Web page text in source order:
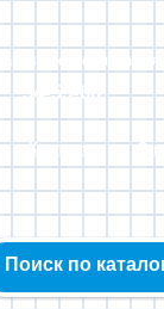
Заказ и консультация:
54-55-60
Контакты О
Поиск по